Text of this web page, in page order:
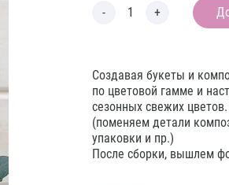
Создавая букеты и
по цветовой гамме и
сезонных свежих
(поменяем детали
упаковки и пр.)
После сборки, вышлем